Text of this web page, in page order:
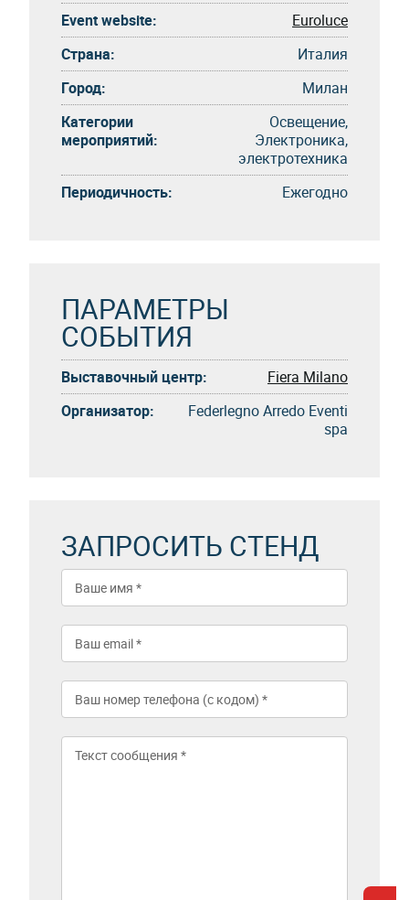
Event website:
Euroluce
Страна:
Италия
Город:
Милан
Категории
мероприятий:
Освещение,
Электроника,
электротехника
Периодичность:
Eжегоднo
ПАРАМЕТРЫ
СОБЫТИЯ
Выставочный центр:
Fiera Milano
Организатор:
Federlegno Arredo Eventi
spa
ЗАПРОСИТЬ СТЕНД